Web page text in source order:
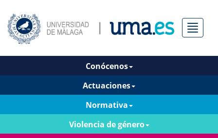
Menú
Conócenos
Actuaciones
Normativa
Violencia de género